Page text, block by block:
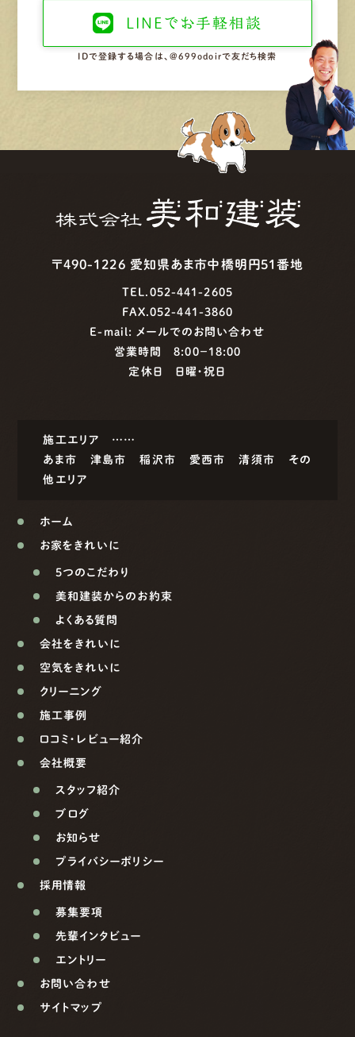
LINEで お手軽相談
IDで登録する場合は、@699odoirで友だち検索
〒490-1226 愛知県あま市中橋明円51番地
TEL.052-441-2605
FAX.052-441-3860
E-mail: メールでのお問い合わせ
営業時間 8:00−18:00
定休日 日曜・祝日
施工エリア ……
あま市
津島市 稲沢市 愛西市 清須市
その
他エリア
ホーム
お家をきれいに
5つのこだわり
美和建装からのお約束
よくある質問
会社をきれいに
空気をきれいに
クリーニング
施工事例
口コミ・レビュー紹介
会社概要
スタッフ紹介
ブログ
お知らせ
プライバシーポリシー
採用情報
募集要項
先輩インタビュー
エントリー
お問い合わせ
サイトマップ